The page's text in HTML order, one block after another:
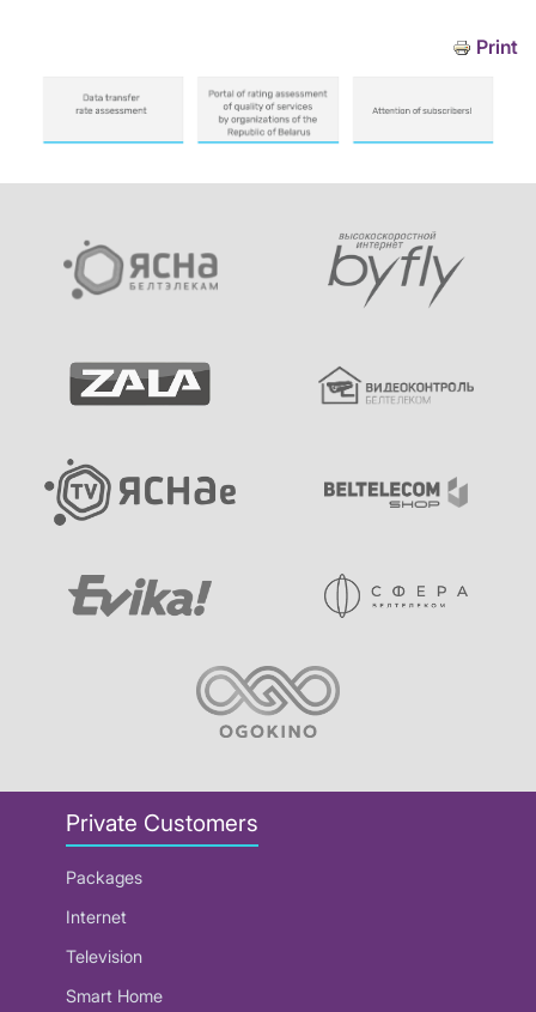
Print
Private Customers
Packages
Internet
Television
Smart Home